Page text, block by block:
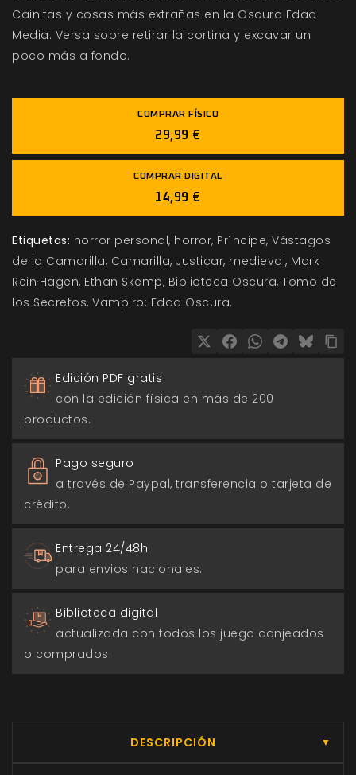
Cainitas y cosas más extrañas en la Oscura Edad
Media. Versa sobre retirar la cortina y excavar un
poco más a fondo.
COMPRAR FÍSICO
29,99 €
COMPRAR DIGITAL
14,99 €
Etiquetas: horror personal horror Príncipe Vástagos
de la Camarilla Camarilla Justicar medieval Mark
Rein·Hagen Ethan Skemp Biblioteca Oscura Tomo de
los Secretos Vampiro: Edad Oscura
Edición PDF gratis
con la edición física en más de 200
productos.
Pago seguro
a través de Paypal, transferencia o tarjeta de
crédito.
Entrega 24/48h
para envios nacionales.
Biblioteca digital
actualizada con todos los juego canjeados
o comprados.
DESCRIPCIÓN ▼